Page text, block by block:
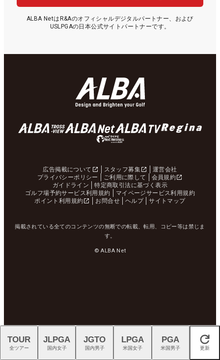
ALBA NetはR&Aのオフィシャルデジタルパートナー、および
USLPGAの日本公式サイトパートナーです。
広告掲載について スタッフ募集
運営会社
プライバシーポリシー
ご利用に際して
会員規約
ガイドライン
特定商取引法に基づく表示
ゴルフ場予約サービス利用規約
マイページサービス利用規約
ポイント利用規約
お問合せ ヘルプ サイトマップ
掲載されている全てのコンテンツの無断での転載、転用、コピー等は禁じま
す。
© ALBA Net
閉じる
TOUR
全ツアー
JLPGA
国内女子
JGTO
国内男子
LPGA
米国女子
PGA
米国男子 更新